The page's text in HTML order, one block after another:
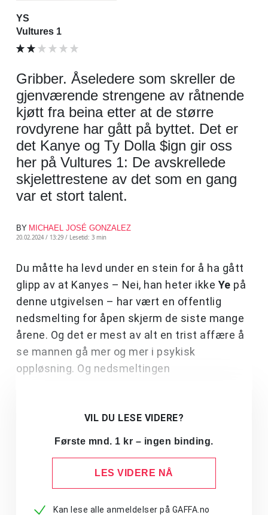
YS
Vultures 1
Gribber. Åseledere som skreller de
gjenværende strengene av råtnende
kjøtt fra beina etter at de større
rovdyrene har gått på byttet. Det er
det Kanye og Ty Dolla $ign gir oss
her på Vultures 1: De avskrellede
skjelettrestene av det som en gang
var et stort talent.
BY MICHAEL JOSÉ GONZALEZ
20.02.2024 / 13:29 / Lesetid: 3 min
Du måtte ha levd under en stein for å ha gått
glipp av at Kanyes – Nei, han heter ikke Ye på
denne utgivelsen – har vært en offentlig
nedsmelting for åpen skjerm de siste mange
årene. Og det er mest av alt en trist affære å
se mannen gå mer og mer i psykisk
oppløsning. Og nedsmeltingen
VIL DU LESE VIDERE?
Første mnd. 1 kr – ingen binding.
LES VIDERE NÅ
Kan lese alle anmeldelser på GAFFA.no